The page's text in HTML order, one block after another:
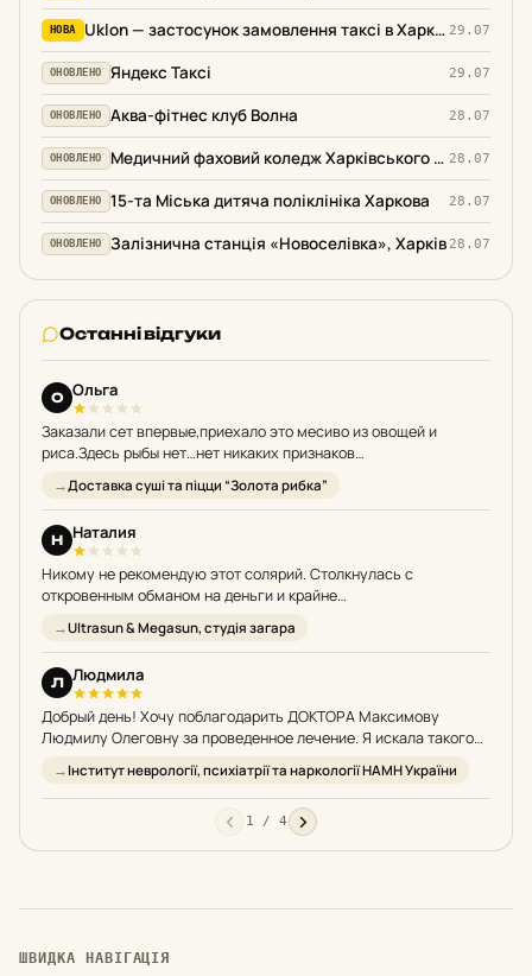
НОВА Uklon — застосунок замовлення таксі в Харкові 29.07
ОНОВЛЕНО Яндекс Таксі 29.07
ОНОВЛЕНО Аква-фітнес клуб Волна 28.07
ОНОВЛЕНО Медичний фаховий коледж Харківського національного медичного університету 28.07
ОНОВЛЕНО 15-та Міська дитяча поліклініка Харкова 28.07
ОНОВЛЕНО Залізнична станція «Новоселівка», Харків 28.07
Останні відгуки
О Ольга
Заказали сет впервые,приехало это месиво из овощей и
риса.Здесь рыбы нет…нет никаких признаков
Доставка суші та піцци “Золота рибка”
Н Наталия
Никому не рекомендую этот солярий. Столкнулась с
откровенным обманом на деньги и крайне
конфликта с администратором мне…
Ultrasun & Megasun, студія загара
Л Людмила
Добрый день! Хочу поблагодарить ДОКТОРА Максимову
Людмилу Олеговну за проведенное лечение. Я искала такого
Інститут неврології, психіатрії та наркології НАМН України
1 / 4
ШВИДКА НАВІГАЦІЯ